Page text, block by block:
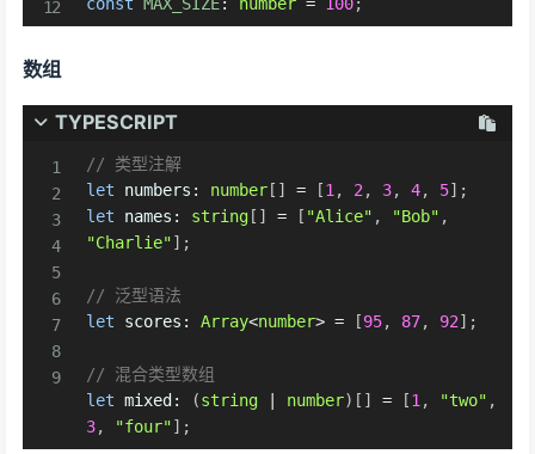
数组
TYPESCRIPT
// 类型注解
let numbers : number [ ] = [1 , 2 , 3, 4, 5] ;
let names : string [ ] = [ "Alice" , "Bob" ,
"Charlie"] ;
// 泛型语法
let scores : Array<number> = [95, 87, 92] ;
// 混合类型数组
let mixed : (string number) [ ] = [1 , "two" ,
3, "four"] ;